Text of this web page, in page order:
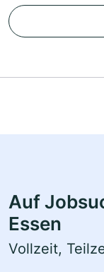
Auf
Essen
Vollzeit,